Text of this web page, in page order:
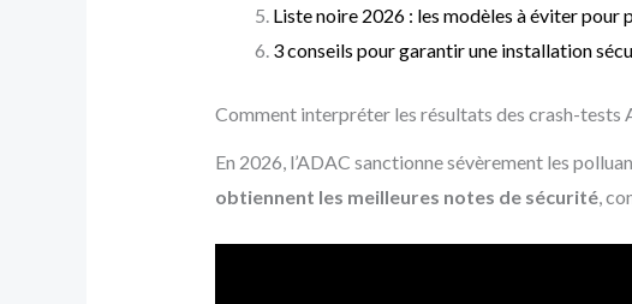
Liste noire 2026 : les modèles à éviter
3 conseils pour garantir une installation
Comment interpréter les résultats des crash-tests
En 2026, l’ADAC sanctionne sévèrement les
obtiennent les meilleures notes de sécurité,